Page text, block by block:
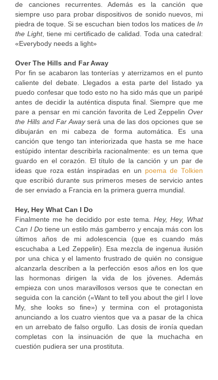
de canciones recurrentes. Además es la canción que
siempre uso para probar dispositivos de sonido nuevos, mi
piedra de toque. Si se escuchan bien todos los matices de In
the Light, tiene mi certificado de calidad. Toda una catedral:
«Everybody needs a light»
Over The Hills and Far Away
Por fin se acabaron las tonterías y aterrizamos en el punto
caliente del debate. Llegados a esta parte del listado ya
puedo confesar que todo esto no ha sido más que un paripé
antes de decidir la auténtica disputa final. Siempre que me
pare a pensar en mi canción favorita de Led Zeppelin Over
the Hills and Far Awayserá una de las dos opciones que se
dibujarán en mi cabeza de forma automática. Es una
canción que tengo tan interiorizada que hasta se me hace
estúpido intentar describirla racionalmente: es un tema que
guardo en el corazón. El título de la canción y un par de
ideas que roza están inspiradas en un poema de Tolkien
que escribió durante sus primeros meses de servicio antes
de ser enviado a Francia en la primera guerra mundial.
Hey, Hey What Can I Do
Finalmente me he decidido por este tema.Hey, Hey, What
Can I Dotiene un estilo más gamberro y encaja más con los
últimos años de mi adolescencia (que es cuando más
escuchaba a Led Zeppelin). Esa mezcla de ingenua ilusión
por una chica y el lamento frustrado de quién no consigue
alcanzarla describen a la perfección esos años en los que
las hormonas dirigen la vida de los jóvenes. Además
empieza con unos maravillosos versos que te conectan en
seguida con la canción («Want to tell you about the girl I love
My, she looks so fine») y termina con el protagonista
anunciando a los cuatro vientos que va a pasar de la chica
en un arrebato de falso orgullo. Las dosis de ironía quedan
completas con la insinuación de que la muchacha en
cuestión pudiera ser una prostituta.